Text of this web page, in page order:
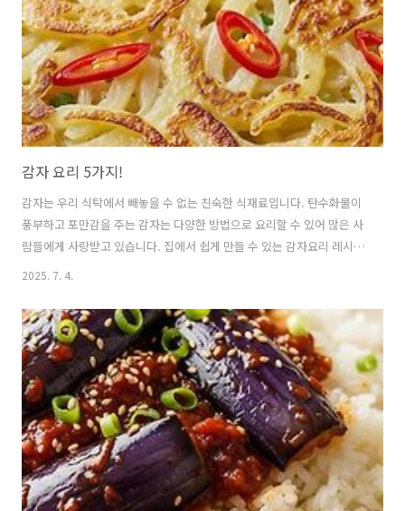
사람들이 사랑하는 음식입니다.특히 비 오는 날에는 감자전의 고소한 향
이 더욱 매력..
감자 요리 5가지!
감자는 우리 식탁에서 빼놓을 수 없는 친숙한 식재료입니다. 탄수화물이
풍부하고 포만감을 주는 감자는 다양한 방법으로 요리할 수 있어 많은 사
람들에게 사랑받고 있습니다. 집에서 쉽게 만들 수 있는 감자요리 레시피
5가지를 소개해드리겠습니다. 🥔 감자, 왜 우리 식탁의 필수 재료일까
입니다.탄수화물이 풍부하여 든든한 한 끼 식사로 손색이 없으며, 비타민
C와 칼륨도 풍부하게 함유되어 있습니다.특히 비타민 C는 열에 약한 영
양소로 알려져 있는데,감자의 비타민 C는 전분에 둘러싸여 있어 조리 과
정에서도 손실이 적다는 장점이 있습니다.또한, 감자는 특별한 맛이 강하
지 않아 어떤 재료와도 잘 어울리며,찌고, 튀기고, 볶는 등 다양한 조리법
으로 활..
2025. 7. 4.